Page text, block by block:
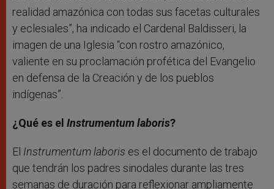
realidad amazónica con todas sus facetas culturales
y eclesiales”, ha indicado el Cardenal Baldisseri, la
imagen de una Iglesia “con rostro amazónico,
valiente en su proclamación profética del Evangelio
en defensa de la Creación y de los pueblos
indígenas”.
¿Qué es el Instrumentum laboris?
El Instrumentum laboris es el documento de trabajo
que tendrán los padres sinodales durante las tres
semanas de duración para reflexionar ampliamente